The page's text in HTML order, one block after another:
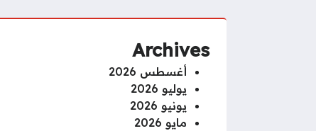
Archives
أغسطس 2026
يوليو 2026
يونيو 2026
مايو 2026